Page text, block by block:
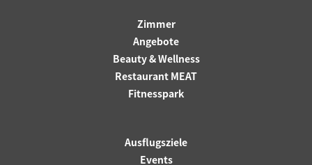
Zimmer
Angebote
Beauty & Wellness
Restaurant MEAT
Fitnesspark
Ausflugsziele
Events